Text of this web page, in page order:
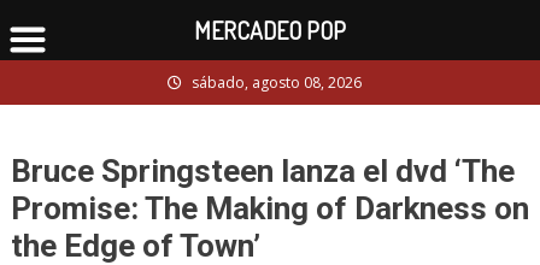
to
sábado, agosto 08, 2026
Bruce Springsteen lanza el dvd ‘The
Promise: The Making of Darkness on
the Edge of Town’
MERCADEO POP